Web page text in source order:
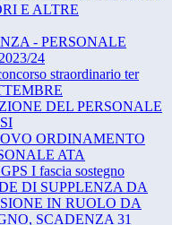
E ALTRE
- PERSONALE
24
straordinario ter
DEL PERSONALE
ORDINAMENTO
ATA
I fascia sostegno
DI SUPPLENZA DA
IN RUOLO DA
SCADENZA 31